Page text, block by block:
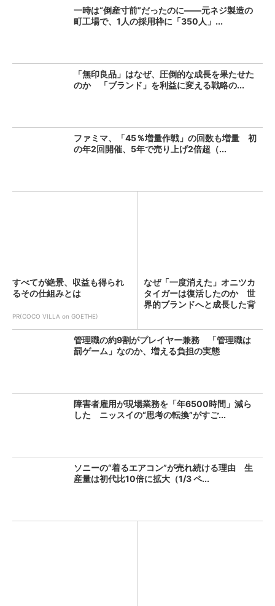
一時は“倒産寸前”だったのに――元ネジ製造の
町工場で、1人の採用枠に「350人」...
「無印良品」はなぜ、圧倒的な成長を果たせた
のか 「ブランド」を利益に変える戦略の...
ファミマ、「45％増量作戦」の回数も増量 初
の年2回開催、5年で売り上げ2倍超（...
すべてが絶景、収益も得られ
るその仕組みとは
PR(COCO VILLA on GOETHE)
なぜ「一度消えた」オニツカ
タイガーは復活したのか 世
界的ブランドへと成長した背
管理職の約9割がプレイヤー兼務 「管理職は
罰ゲーム」なのか、増える負担の実態
障害者雇用が現場業務を「年6500時間」減ら
した ニッスイの“思考の転換”がすご...
ソニーの“着るエアコン”が売れ続ける理由 生
産量は初代比10倍に拡大（1/3 ペ...